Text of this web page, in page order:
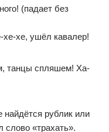
(падает без
хе-хе, ушёл кавалер!
танцы спляшем! Ха-
найдётся рублик или
слово «трахать».